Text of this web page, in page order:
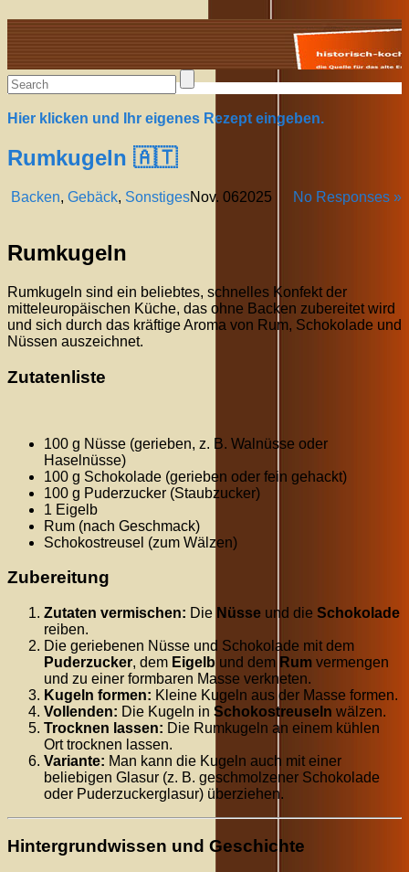
Alte Rezepte online
Hier klicken und Ihr eigenes Rezept eingeben.
Rumkugeln 🇦🇹
Backen, Gebäck, Sonstiges No Responses »
Nov. 062025
Rumkugeln
Rumkugeln sind ein beliebtes, schnelles Konfekt der
mitteleuropäischen Küche, das ohne Backen zubereitet wird
und sich durch das kräftige Aroma von Rum, Schokolade und
Nüssen auszeichnet.
Zutatenliste
100 g Nüsse (gerieben, z. B. Walnüsse oder
Haselnüsse)
100 g Schokolade (gerieben oder fein gehackt)
100 g Puderzucker (Staubzucker)
1 Eigelb
Rum (nach Geschmack)
Schokostreusel (zum Wälzen)
Zubereitung
Zutaten vermischen: Die Nüsse und die Schokolade
reiben.
Die geriebenen Nüsse und Schokolade mit dem
Puderzucker, dem Eigelb und dem Rum vermengen
und zu einer formbaren Masse verkneten.
Kugeln formen: Kleine Kugeln aus der Masse formen.
Vollenden: Die Kugeln in Schokostreuseln wälzen.
Trocknen lassen: Die Rumkugeln an einem kühlen
Ort trocknen lassen.
Variante: Man kann die Kugeln auch mit einer
beliebigen Glasur (z. B. geschmolzener Schokolade
oder Puderzuckerglasur) überziehen.
Hintergrundwissen und Geschichte